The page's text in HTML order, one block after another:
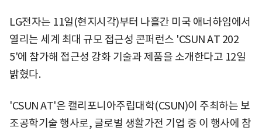
LG전자는 11일(현지시각)부터 나흘간 미국 애너하임에서
열리는 세계 최대 규모 접근성 콘퍼런스 'CSUN AT 202
5'에 참가해 접근성 강화 기술과 제품을 소개한다고 12일
밝혔다.
'CSUN AT'은 캘리포니아주립대학(CSUN)이 주최하는 보
조공학기술 행사로, 글로벌 생활가전 기업 중 이 행사에 참